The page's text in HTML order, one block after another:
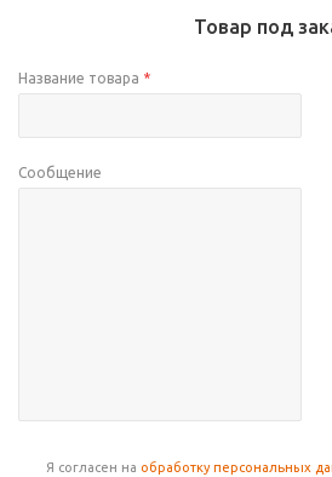
Товар под
Название товара *
Сообщение
Я согласен на обработку персональных